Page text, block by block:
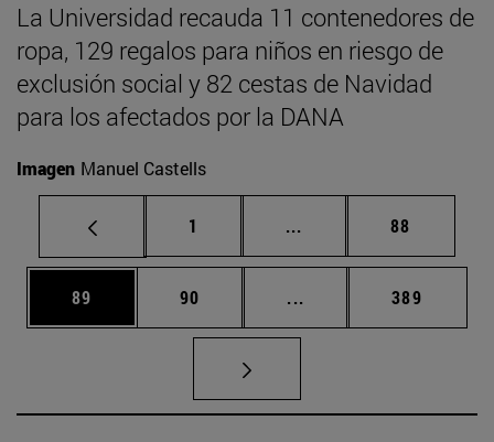
La Universidad recauda 11 contenedores de
ropa, 129 regalos para niños en riesgo de
exclusión social y 82 cestas de Navidad
para los afectados por la DANA
Imagen Manuel Castells
Página
1 ... Páginas intermedias
Página
88
Página
89 Página
90 ... Páginas intermedias
Página
389